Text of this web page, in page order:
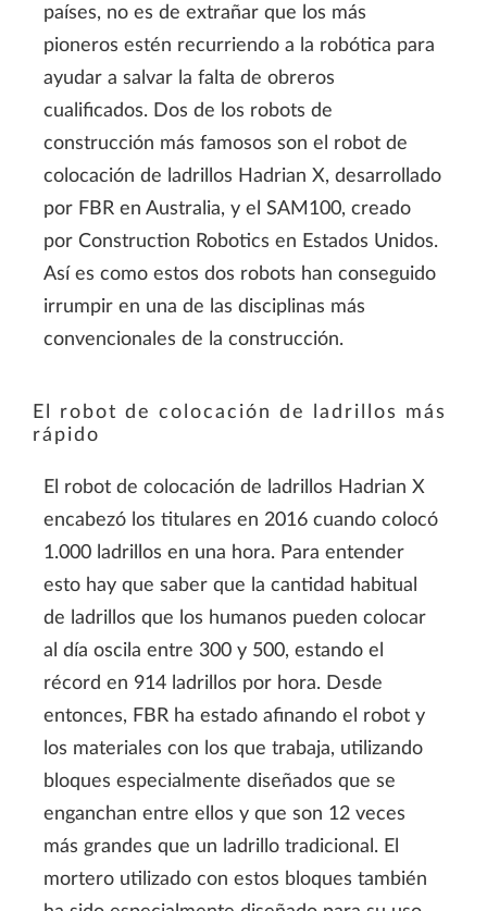
países, no es de extrañar que los más
pioneros estén recurriendo a la robótica para
ayudar a salvar la falta de obreros
cualificados. Dos de los robots de
construcción más famosos son el robot de
colocación de ladrillos Hadrian X, desarrollado
por FBR en Australia, y el SAM100, creado
por Construction Robotics en Estados Unidos.
Así es como estos dos robots han conseguido
irrumpir en una de las disciplinas más
convencionales de la construcción.
El robot de colocación de ladrillos más
rápido
El robot de colocación de ladrillos Hadrian X
encabezó los titulares en 2016 cuando colocó
1.000 ladrillos en una hora. Para entender
esto hay que saber que la cantidad habitual
de ladrillos que los humanos pueden colocar
al día oscila entre 300 y 500, estando el
récord en 914 ladrillos por hora. Desde
entonces, FBR ha estado afinando el robot y
los materiales con los que trabaja, utilizando
bloques especialmente diseñados que se
enganchan entre ellos y que son 12 veces
más grandes que un ladrillo tradicional. El
mortero utilizado con estos bloques también